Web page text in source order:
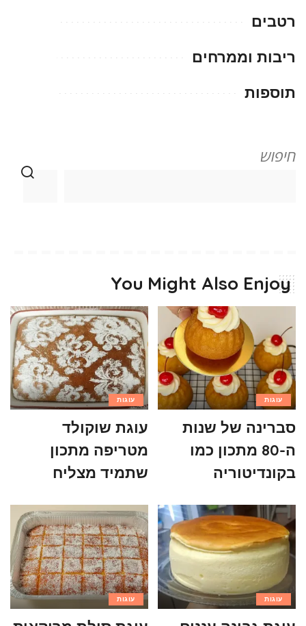
רטבים
ריבות וממרחים
תוספות
חיפוש
You Might Also Enjoy
עוגות
סברינה של שנות
ה-80 מתכון כמו
בקונדיטוריה
עוגות
עוגת שוקולד
מטריפה מתכון
שתמיד מצליח
עוגות עוגות